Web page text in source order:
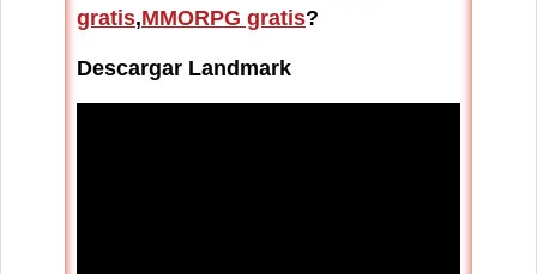
gratis,MMORPG gratis?
Descargar Landmark